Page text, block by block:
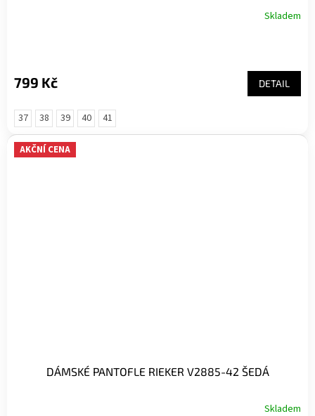
Skladem
799 Kč DETAIL
37 38 39 40 41
AKČNÍ CENA
DÁMSKÉ PANTOFLE RIEKER V2885-42 ŠEDÁ
Skladem